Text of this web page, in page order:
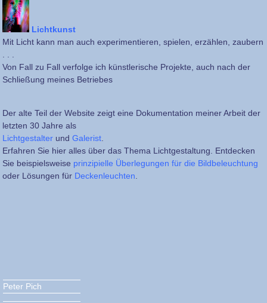
Lichtkunst
Mit Licht kann man auch experimentieren, spielen, erzählen, zaubern
Von Fall zu Fall verfolge ich künstlerische Projekte, auch nach der
Schließung meines Betriebes
Der alte Teil der Website zeigt eine Dokumentation meiner Arbeit der
letzten 30 Jahre als
Lichtgestalterund Galerist.
Erfahren Sie hier alles über das Thema Lichtgestaltung. Entdecken
Sie beispielsweise prinzipielle Überlegungen für die Bildbeleuchtung
oder Lösungen für Deckenleuchten
Peter Pich